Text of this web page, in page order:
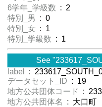
6学年_学級数 : 2
特別_男
: 0
特別_女 : 1
特別_学級数 : 1
See
label
:
データセット_ID : 19
地方公共団体コード
:
地方公共団体名
: 大口町